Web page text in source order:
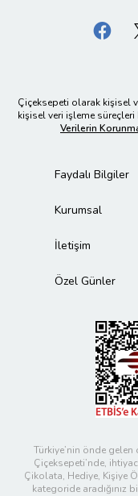
Çiçeksepeti olarak kişisel
kişisel veri işleme
Verilerin
Faydalı Bilgiler
Kurumsal
İletişim
Özel Günler
Türkiye’nin önde
Çiçeksepeti’nde,
Çikolata, Hediye, Kişiye
kategoride aradığınız